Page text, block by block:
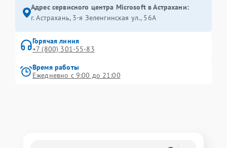
Адрес сервисного центра Microsoft в Астрахани:
г. Астрахань, 3-я Зеленгинская ул., 56А
Горячая линия
+7 (800) 301-55-83
Время работы
Ежедневно с 9:00 до 21:00